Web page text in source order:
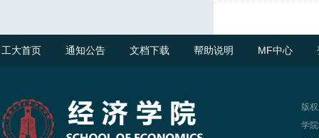
工大首页 通知公告 文档下载 帮助说明 MF中心
版
学